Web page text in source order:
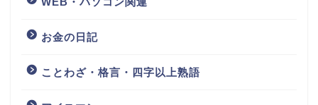
お金の日記
ことわざ・格言・四字以上熟語